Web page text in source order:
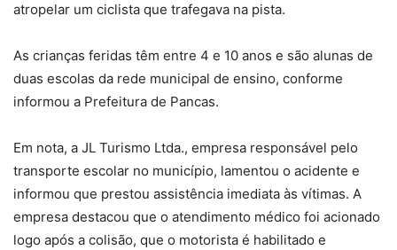
atropelar um ciclista que trafegava na pista.
As crianças feridas têm entre 4 e 10 anos e são alunas de
duas escolas da rede municipal de ensino, conforme
informou a Prefeitura de Pancas.
Em nota, a JL Turismo Ltda., empresa responsável pelo
transporte escolar no município, lamentou o acidente e
informou que prestou assistência imediata às vítimas. A
empresa destacou que o atendimento médico foi acionado
logo após a colisão, que o motorista é habilitado e